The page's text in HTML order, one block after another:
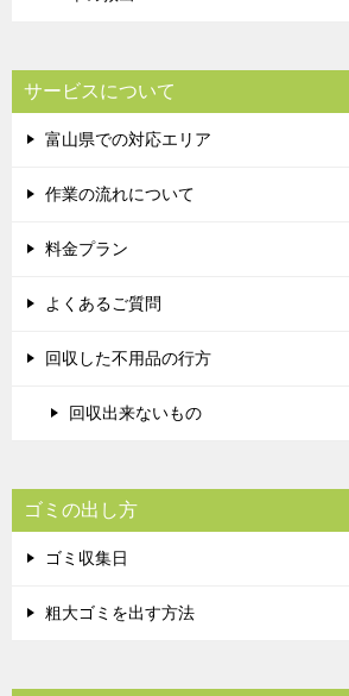
サービスについて
富山県での対応エリア
作業の流れについて
料金プラン
よくあるご質問
回収した不用品の行方
回収出来ないもの
ゴミの出し方
ゴミ収集日
粗大ゴミを出す方法